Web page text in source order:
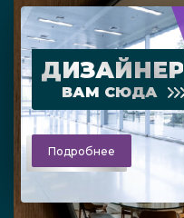
ДИЗАЙНЕР
ВАМ СЮДА
Подробнее